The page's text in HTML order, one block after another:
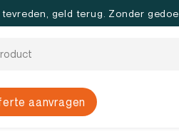
geld terug. Zonder gedoe.
aanvragen